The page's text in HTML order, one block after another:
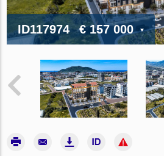
ID117974 € 157 000